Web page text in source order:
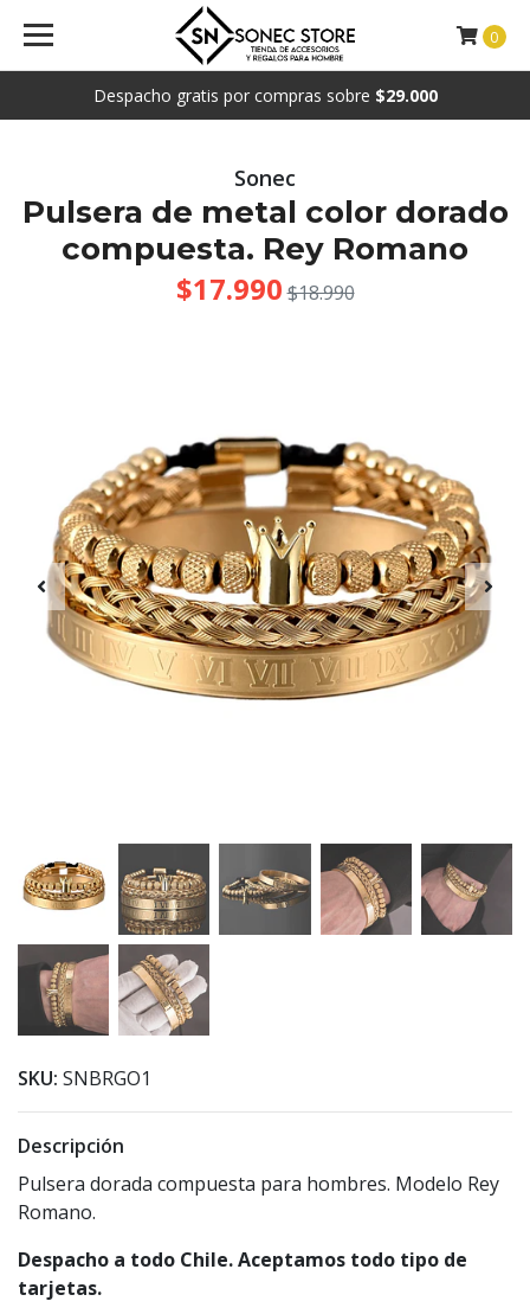
Despacho gratis por compras sobre $29.000
0
Sonec
Pulsera de metal color dorado
compuesta. Rey Romano
$17.990 $18.990
SKU: SNBRGO1
Descripción
Pulsera dorada compuesta para hombres. Modelo Rey
Romano.
Despacho a todo Chile. Aceptamos todo tipo de
tarjetas.